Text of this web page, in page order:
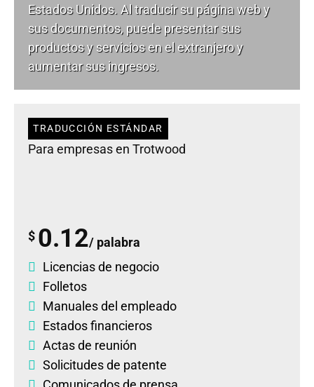
Estados Unidos. Al traducir su página web y
sus documentos, puede presentar sus
productos y servicios en el extranjero y
aumentar sus ingresos.
TRADUCCIÓN ESTÁNDAR
Para empresas en Trotwood
$ 0.12/ palabra
Licencias de negocio
Folletos
Manuales del empleado
Estados financieros
Actas de reunión
Solicitudes de patente